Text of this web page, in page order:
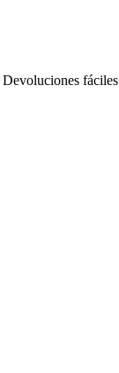
Devoluciones fáciles